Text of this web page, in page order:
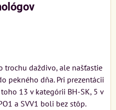
trochu daždivo, ale našťastie
pekného dňa. Pri prezentácii
13 v kategórii BH-SK, 5 v
a SVV1 boli bez stôp.